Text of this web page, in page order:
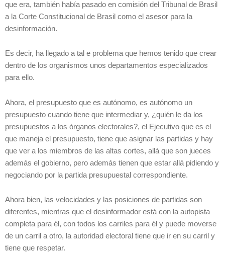
que era, también había pasado en comisión del Tribunal de Brasil
a la Corte Constitucional de Brasil como el asesor para la
desinformación.
Es decir, ha llegado a tal e problema que hemos tenido que crear
dentro de los organismos unos departamentos especializados
para ello.
Ahora, el presupuesto que es autónomo, es autónomo un
presupuesto cuando tiene que intermediar y, ¿quién le da los
presupuestos a los órganos electorales?, el Ejecutivo que es el
que maneja el presupuesto, tiene que asignar las partidas y hay
que ver a los miembros de las altas cortes, allá que son jueces
además el gobierno, pero además tienen que estar allá pidiendo y
negociando por la partida presupuestal correspondiente.
Ahora bien, las velocidades y las posiciones de partidas son
diferentes, mientras que el desinformador está con la autopista
completa para él, con todos los carriles para él y puede moverse
de un carril a otro, la autoridad electoral tiene que ir en su carril y
tiene que respetar.